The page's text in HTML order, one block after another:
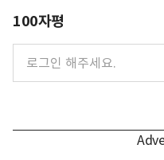
100자평